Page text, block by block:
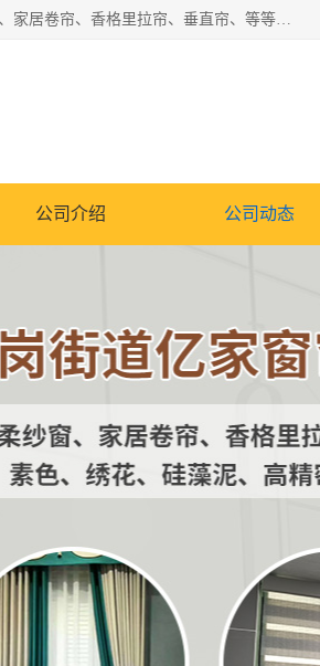
北碚区蔡家岗街道亿家窗帘店长年专业定做窗帘、电动窗帘、百叶窗帘、卷帘、柔纱窗、家居卷帘、香格里拉帘、垂直帘、等等，软包、各种形状软包硬包，墙布、素色、绣花、硅藻泥、高精密各种墙布，免费测量、免费安装，欢迎咨询
公司介绍 公司动态